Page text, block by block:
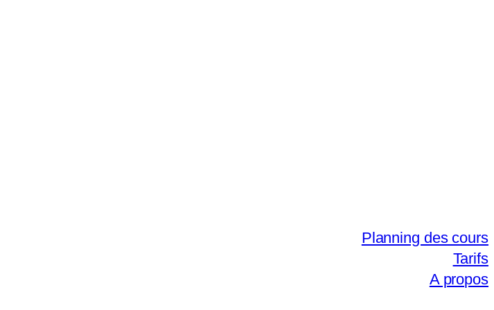
Planning des cours
Tarifs
A propos